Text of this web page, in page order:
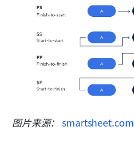
图片来源： smartsheet.com